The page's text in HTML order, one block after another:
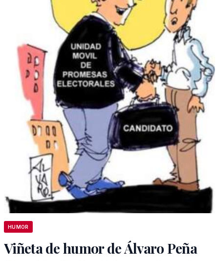
HUMOR
Viñeta de humor de Álvaro Peña